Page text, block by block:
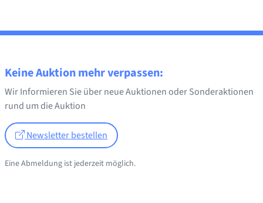
Keine Auktion mehr verpassen:
Wir Informieren Sie über neue Auktionen oder Sonderaktionen
rund um die Auktion
Newsletter bestellen
Eine Abmeldung ist jederzeit möglich.